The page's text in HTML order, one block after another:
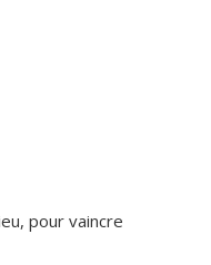
pour vaincre